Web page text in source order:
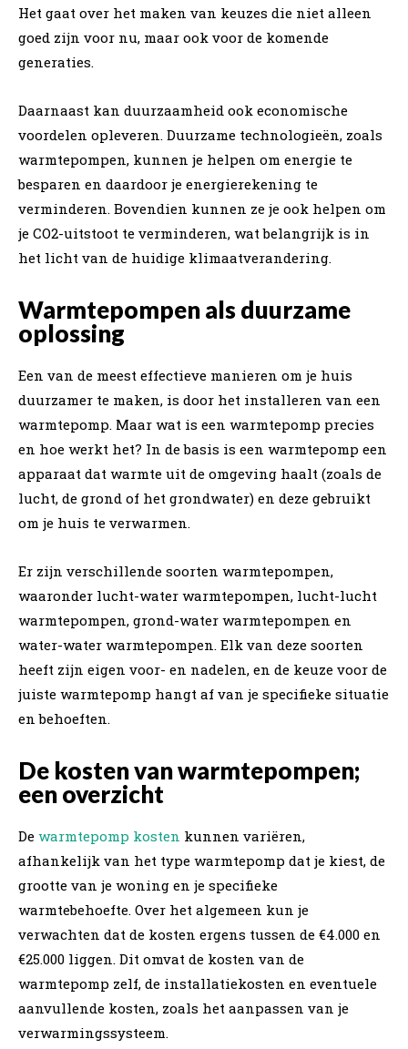
Het gaat over het maken van keuzes die niet alleen
goed zijn voor nu, maar ook voor de komende
generaties.
Daarnaast kan duurzaamheid ook economische
voordelen opleveren. Duurzame technologieën, zoals
warmtepompen, kunnen je helpen om energie te
besparen en daardoor je energierekening te
verminderen. Bovendien kunnen ze je ook helpen om
je CO2-uitstoot te verminderen, wat belangrijk is in
het licht van de huidige klimaatverandering.
Warmtepompen als duurzame
oplossing
Een van de meest effectieve manieren om je huis
duurzamer te maken, is door het installeren van een
warmtepomp. Maar wat is een warmtepomp precies
en hoe werkt het? In de basis is een warmtepomp een
apparaat dat warmte uit de omgeving haalt (zoals de
lucht, de grond of het grondwater) en deze gebruikt
om je huis te verwarmen.
Er zijn verschillende soorten warmtepompen,
waaronder lucht-water warmtepompen, lucht-lucht
warmtepompen, grond-water warmtepompen en
water-water warmtepompen. Elk van deze soorten
heeft zijn eigen voor- en nadelen, en de keuze voor de
juiste warmtepomp hangt af van je specifieke situatie
en behoeften.
De kosten van warmtepompen;
een overzicht
De warmtepomp kosten kunnen variëren,
afhankelijk van het type warmtepomp dat je kiest, de
grootte van je woning en je specifieke
warmtebehoefte. Over het algemeen kun je
verwachten dat de kosten ergens tussen de €4.000 en
€25.000 liggen. Dit omvat de kosten van de
warmtepomp zelf, de installatiekosten en eventuele
aanvullende kosten, zoals het aanpassen van je
verwarmingssysteem.